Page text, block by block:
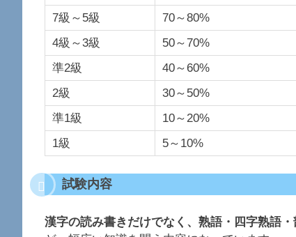
7級～5級
70～80%
4級～3級
50～70%
準2級
40～60%
2級
30～50%
準1級
10～20%
1級
5～10%
試験内容
漢字の読み書きだけでなく、熟語・四字熟語